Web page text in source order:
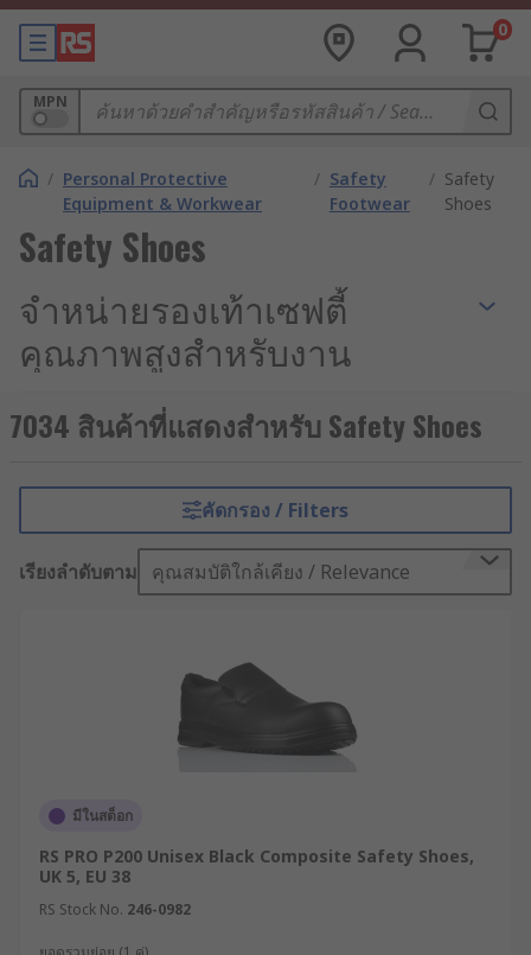
0
MPN
/ Personal Protective
Equipment & Workwear
/ Safety
Footwear
/ Safety
Shoes
Safety Shoes
จำหน่ายรองเท้าเซฟตี้
คุณภาพสูงสำหรับงาน
อุตสาหกรรม
ส่วนบุคคล (PPE) ที่มีความสำคัญอย่างยิ่งในสถานที่
ทำงานที่มีความเสี่ยง เช่น โรงงานอุตสาหกรรม ไซต์
ก่อสร้าง คลังสินค้า ครัวอุตสาหกรรม และงานซ่อม
บำรุงทั่วไป โดยรองเท้าเซฟตี้ช่วยป้องกันอันตรายจาก
แรงกระแทก การกดทับ วัตถุมีคม สารเคมี หรือพื้นผิวที่
รองเท้าเซฟตี้ในปัจจุบันมีให้เลือกหลากหลาย ทั้ง
รองเท้าเซฟตี้หัวเหล็ก รองเท้าเซฟตี้หัวคอมโพสิต อีกทั้ง
ยังมีรองเท้าเซฟตี้สำหรับผู้หญิงและผู้ชาย เพื่อตอบโจทย์
รองเท้าเซฟตี้คืออะไร
รองเท้าเซฟตี้ (Safety Shoes) หรือ รองเท้านิรภัย คือ
7034 สินค้าที่แสดงสำหรับ Safety Shoes
คัดกรอง / Filters
เรียงลำดับตาม คุณสมบัติใกล้เคียง / Relevance
มีในสต็อก
RS PRO P200 Unisex Black Composite Safety Shoes,
UK 5, EU 38
RS Stock No. 246-0982